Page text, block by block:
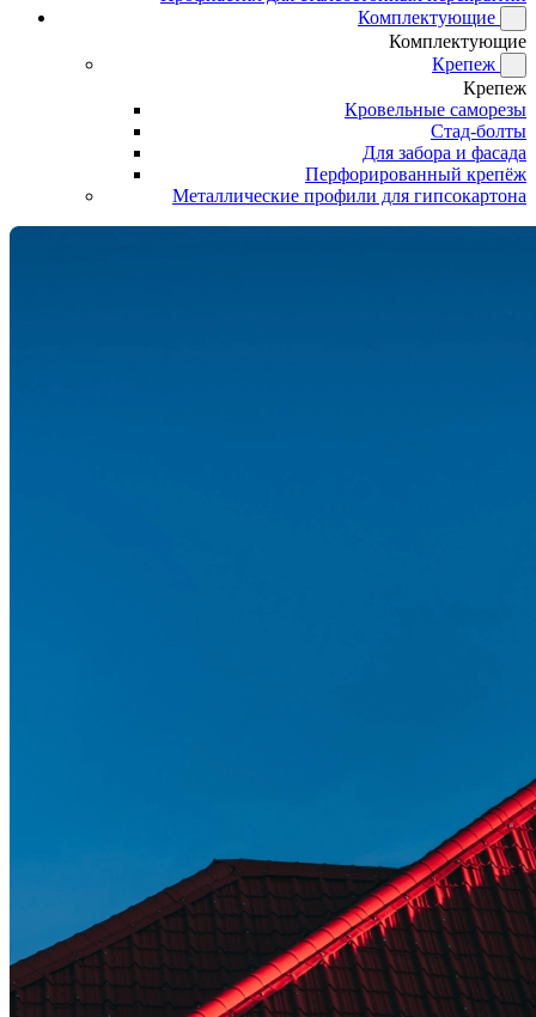
Комплектующие
Комплектующие
Крепеж
Крепеж
Кровельные саморезы
Стад-болты
Для забора и фасада
Перфорированный крепёж
Металлические профили для гипсокартона